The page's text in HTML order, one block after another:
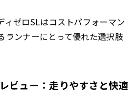
ィゼロSLはコストパフォーマン
ランナーにとって優れた選択肢
ビュー：走りやすさと快適